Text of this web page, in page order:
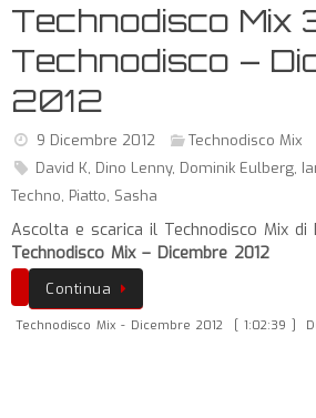
Technodisco Mix
Technodisco –
2012
9 Dicembre 2012
Technodisco Mix
David K, Dino Lenny, Dominik Eulberg,
Techno, Piatto, Sasha
Ascolta e scarica il Technodisco Mix di
Technodisco Mix – Dicembre 2012
Continua
Technodisco Mix - Dicembre 2012 [ 1:02:39 ]